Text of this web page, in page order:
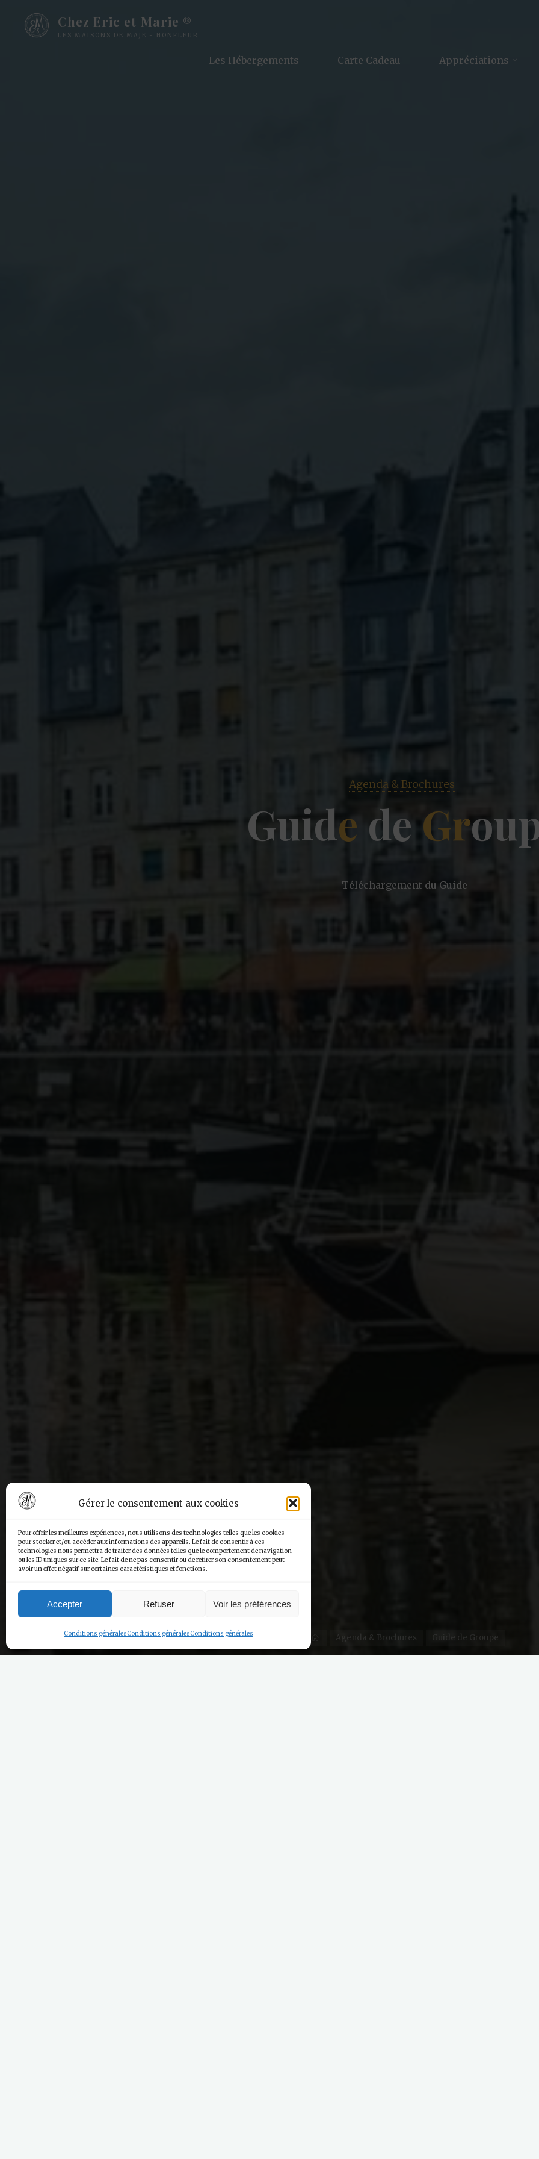
Gérer le consentement aux cookies
Pour offrir les meilleures expériences, nous utilisons des technologies telles que les cookies
pour stocker et/ou accéder aux informations des appareils. Le fait de consentir à ces
technologies nous permettra de traiter des données telles que le comportement de navigation
ou les ID uniques sur ce site. Le fait de ne pas consentir ou de retirer son consentement peut
avoir un effet négatif sur certaines caractéristiques et fonctions.
Accepter Refuser Voir les préférences
Conditions généralesConditions généralesConditions générales
Chez Eric et Marie ®
LES MAISONS DE MAJE - HONFLEUR
Les Hébergements Carte Cadeau Appréciations
Agenda & Brochures
Guide de Grou
Agenda & Brochures Guide de Groupe
Téléchargement du Guide